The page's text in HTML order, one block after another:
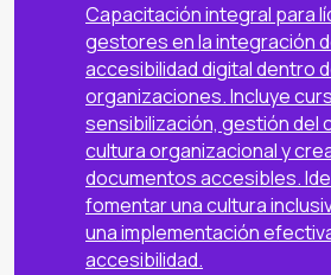
Capacitación integral para
gestores en la integración
accesibilidad digital dentro
organizaciones. Incluye
sensibilización, gestión del
cultura organizacional y
documentos accesibles.
fomentar una cultura
una implementación
accesibilidad.